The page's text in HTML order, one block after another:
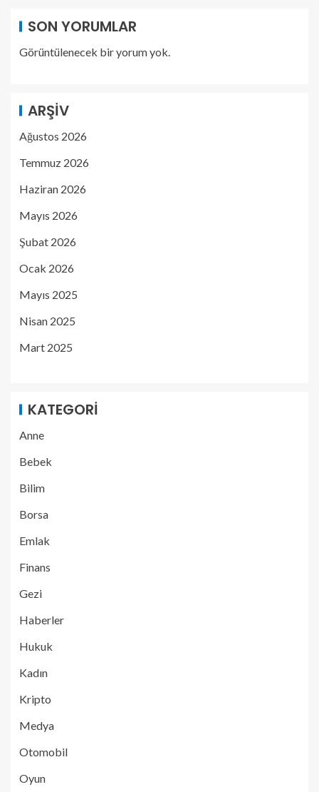
SON YORUMLAR
Görüntülenecek bir yorum yok.
ARŞIV
Ağustos 2026
Temmuz 2026
Haziran 2026
Mayıs 2026
Şubat 2026
Ocak 2026
Mayıs 2025
Nisan 2025
Mart 2025
KATEGORI
Anne
Bebek
Bilim
Borsa
Emlak
Finans
Gezi
Haberler
Hukuk
Kadın
Kripto
Medya
Otomobil
Oyun